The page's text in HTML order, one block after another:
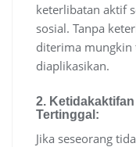
keterlibatan aktif
sosial. Tanpa
diterima mungkin
diaplikasikan.
2.
Tertinggal:
Jika seseorang